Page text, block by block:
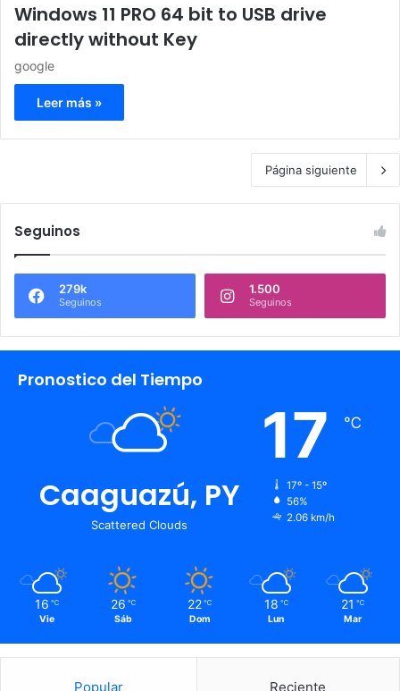
Windows 11 PRO 64 bit to USB drive
directly without Key
google
Leer más »
Página siguiente
Seguinos
279k
Seguinos
1.500
Seguinos
Pronostico del Tiempo
Caaguazú, PY
Scattered Clouds
17 ℃
17º - 15º
56%
2.06 km/h
16 ℃
Vie
26 ℃
Sáb
22 ℃
Dom
18 ℃
Lun
21 ℃
Mar
Popular Reciente